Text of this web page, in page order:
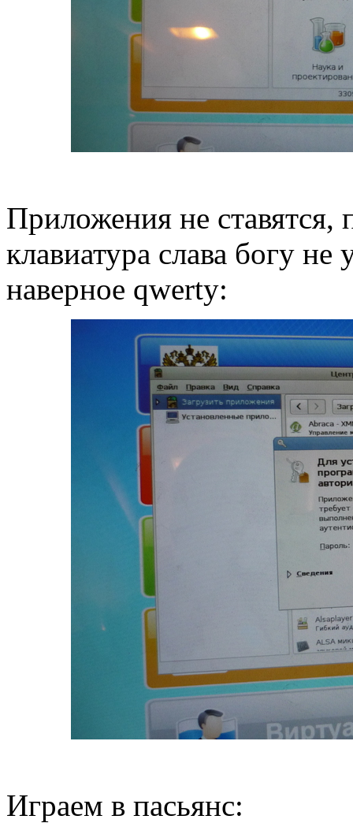
Приложения не ставятся,
клавиатура слава богу не
наверное qwerty:
Играем в пасьянс: